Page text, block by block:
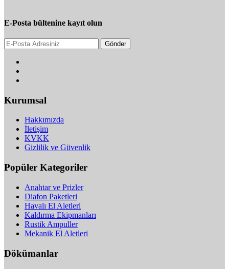
E-Posta bültenine kayıt olun
Gönder
Kurumsal
Hakkımızda
İletişim
KVKK
Gizlilik ve Güvenlik
Popüler Kategoriler
Anahtar ve Prizler
Diafon Paketleri
Havalı El Aletleri
Kaldırma Ekipmanları
Rustik Ampuller
Mekanik El Aletleri
Dökümanlar